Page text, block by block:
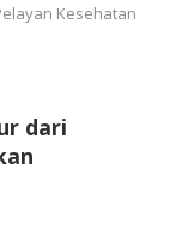
Kesehatan
dari